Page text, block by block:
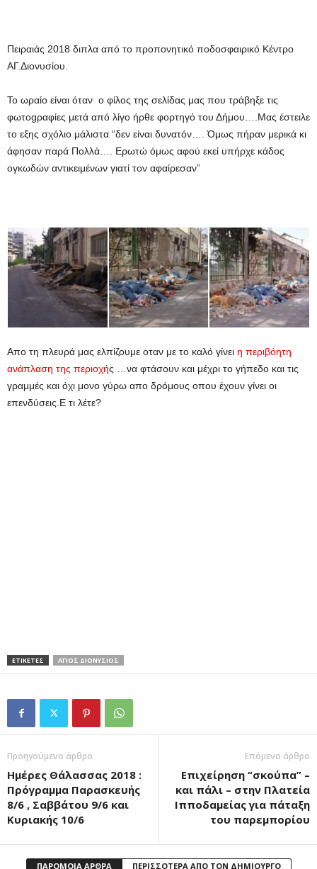
Πειραιάς 2018 διπλα από το προπονητικό ποδοσφαιρικό Κέντρο
ΑΓ.Διονυσίου.
Το ωραίο είναι όταν ο φίλος της σελίδας μας που τράβηξε τις
φωτοgραφίες μετά από λίγο ήρθε φορτηγό του Δήμου…. Μας έστειλε
το εξης σχόλιο μάλιστα “δεν είναι δυνατόν…. Όμως πήραν μερικά κι
άφησαν παρά Πολλά…. Ερωτώ όμως αφού εκεί υπήρχε κάδος
ογκωδών αντικειμένων γιατί τον αφαίρεσαν”
Απο τη πλευρά μας ελπίζουμε οταν με το καλό γίνει η περιβόητη
ανάπλαση της περιοχής …να φτάσουν και μέχρι το γήπεδο και τις
γραμμές και όχι μονο γύρω απο δρόμους οπου έχουν γίνει οι
επενδύσεις.Ε τι λέτε?
ΕΤΙΚΕΤΕΣ ΑΓΙΟΣ ΔΙΟΝΥΣΙΟΣ
Προηγούμενο άρθρο
Ημέρες Θάλασσας 2018 :
Πρόγραμμα Παρασκευής
8/6 , Σαββάτου 9/6 και
Κυριακής 10/6
Επόμενο άρθρο
Επιχείρηση “σκούπα” –
και πάλι – στην Πλατεία
Ιπποδαμείας για πάταξη
του παρεμπορίου
ΠΑΡΟΜΟΙΑ ΑΡΘΡΑ ΠΕΡΙΣΣΟΤΕΡΑ ΑΠΟ ΤΟΝ ΔΗΜΙΟΥΡΓΟ